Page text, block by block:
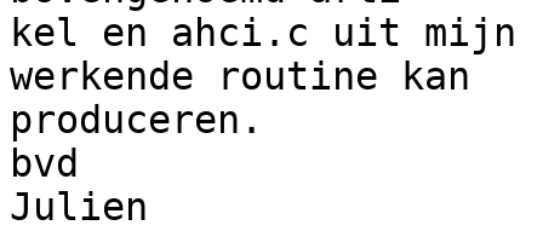
kel en ahci.c uit mijn
werkende routine kan
produceren.
bvd
Julien